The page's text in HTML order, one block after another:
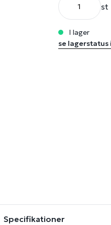
st
i lager
se lagerstatus
Specifikationer